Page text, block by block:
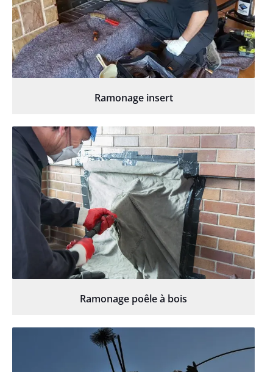
Ramonage insert
Ramonage poêle à bois